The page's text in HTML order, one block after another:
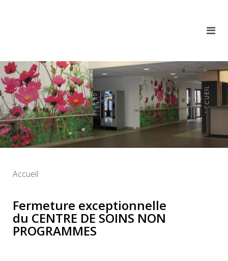
Accueil
Fermeture exceptionnelle
du CENTRE DE SOINS NON
PROGRAMMES